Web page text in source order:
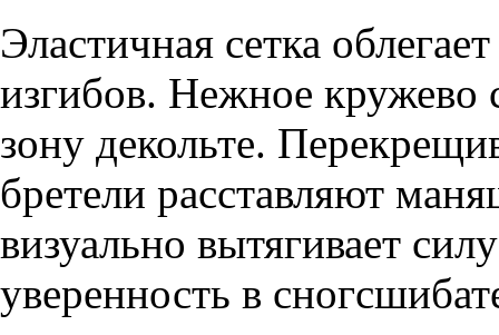
Эластичная сетка
изгибов. Нежное кружево
зону декольте.
бретели расставляют
визуально вытягивает
уверенность в